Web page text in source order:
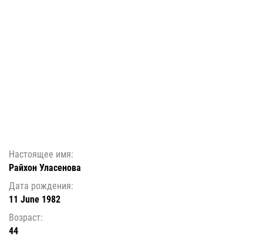
Настоящее имя:
Райхон Уласенова
Дата рождения:
11 June 1982
Возраст:
44